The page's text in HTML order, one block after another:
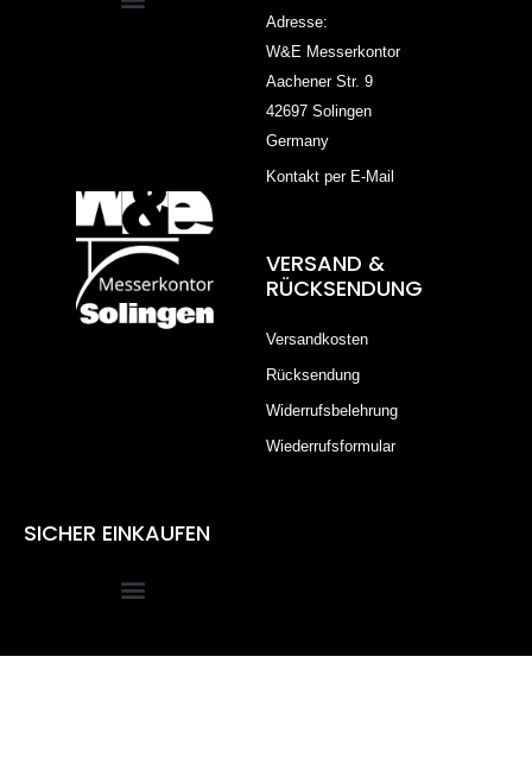
Adresse:
W&E Messerkontor
Aachener Str. 9
42697 Solingen
Germany
Kontakt per E-Mail
VERSAND &
RÜCKSENDUNG
Versandkosten
Rücksendung
Widerrufsbelehrung
Wiederrufsformular
SICHER EINKAUFEN